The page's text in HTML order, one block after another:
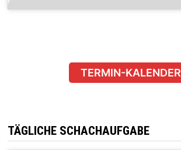
TERMIN-KALENDER
TÄGLICHE SCHACHAUFGABE